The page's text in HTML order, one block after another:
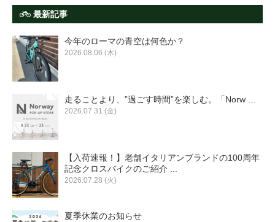
最新記事
今年のローマの青空は何色か？
2026.08.06 (木)
走ることより、”過ごす時間”を楽しむ。「Norw ...
2026.07.31 (金)
【入荷速報！】老舗イタリアンブランドの100周年
記念クロスバイクのご紹介 ...
2026.07.28 (火)
夏季休業のお知らせ